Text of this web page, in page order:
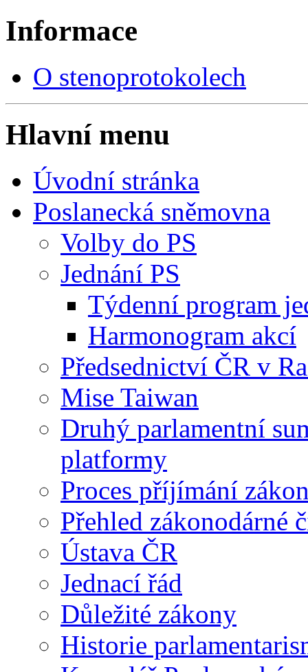
Informace
O stenoprotokolech
Hlavní menu
Úvodní stránka
Poslanecká sněmovna
Volby do PS
Jednání PS
Týdenní program
Harmonogram akcí
Předsednictví ČR v
Mise Taiwan
Druhý parlamentní
platformy
Proces příjímání
Přehled zákonodárné
Ústava ČR
Jednací řád
Důležité zákony
Historie